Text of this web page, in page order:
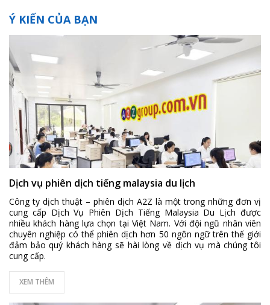
Ý KIẾN CỦA BẠN
Dịch vụ phiên dịch tiếng malaysia du lịch
Công ty dịch thuật – phiên dịch A2Z là một trong những đơn vị
cung cấp Dịch Vụ Phiên Dịch Tiếng Malaysia Du Lịch được
nhiều khách hàng lựa chọn tại Việt Nam. Với đội ngũ nhân viên
chuyên nghiệp có thể phiên dịch hơn 50 ngôn ngữ trên thế giới
đảm bảo quý khách hàng sẽ hài lòng về dịch vụ mà chúng tôi
cung cấp.
XEM THÊM